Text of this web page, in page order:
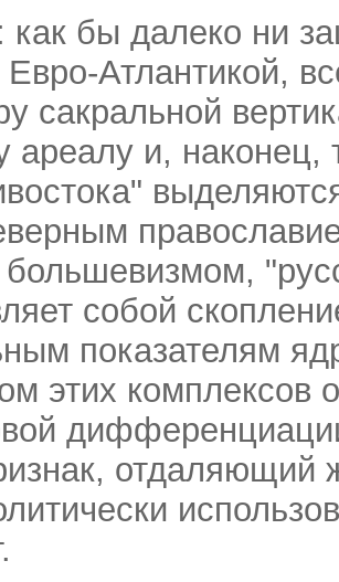
бы далеко ни
Атлантикой,
сакральной
ареалу и,
собой
показателям
этих комплексов
отдаляющий